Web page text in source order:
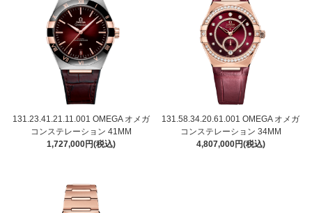
131.23.41.21.11.001 OMEGA オメガ
コンステレーション 41MM
1,727,000円(税込)
131.58.34.20.61.001 OMEGA オメガ
コンステレーション 34MM
4,807,000円(税込)